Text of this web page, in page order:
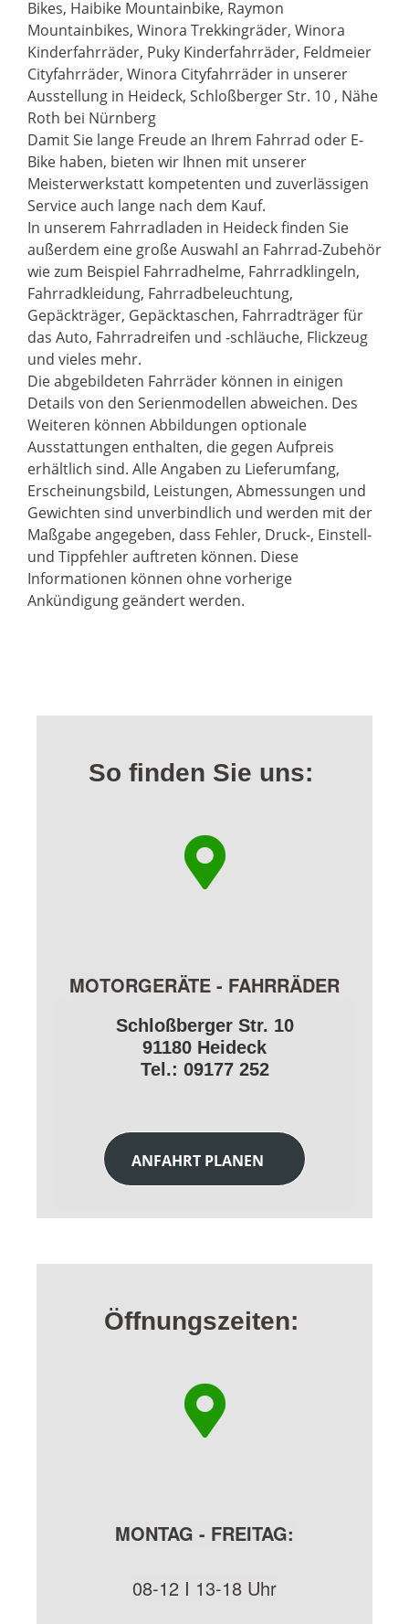
Bikes, Haibike Mountainbike, Raymon
Mountainbikes, Winora Trekkingräder, Winora
Kinderfahrräder, Puky Kinderfahrräder, Feldmeier
Cityfahrräder, Winora Cityfahrräder in unserer
Ausstellung in Heideck, Schloßberger Str. 10 , Nähe
Roth bei Nürnberg
Damit Sie lange Freude an Ihrem Fahrrad oder E-
Bike haben, bieten wir Ihnen mit unserer
Meisterwerkstatt kompetenten und zuverlässigen
Service auch lange nach dem Kauf.
In unserem Fahrradladen in Heideck finden Sie
außerdem eine große Auswahl an Fahrrad-Zubehör
wie zum Beispiel Fahrradhelme, Fahrradklingeln,
Fahrradkleidung, Fahrradbeleuchtung,
Gepäckträger, Gepäcktaschen, Fahrradträger für
das Auto, Fahrradreifen und -schläuche, Flickzeug
und vieles mehr.
Die abgebildeten Fahrräder können in einigen
Details von den Serienmodellen abweichen. Des
Weiteren können Abbildungen optionale
Ausstattungen enthalten, die gegen Aufpreis
erhältlich sind. Alle Angaben zu Lieferumfang,
Erscheinungsbild, Leistungen, Abmessungen und
Gewichten sind unverbindlich und werden mit der
Maßgabe angegeben, dass Fehler, Druck-, Einstell-
und Tippfehler auftreten können. Diese
Informationen können ohne vorherige
Ankündigung geändert werden.
So finden Sie uns:
MOTORGERÄTE - FAHRRÄDER
Schloßberger Str. 10
91180 Heideck
Tel.: 09177 252
ANFAHRT PLANEN
Öffnungszeiten:
MONTAG - FREITAG:
08-12 I 13-18 Uhr